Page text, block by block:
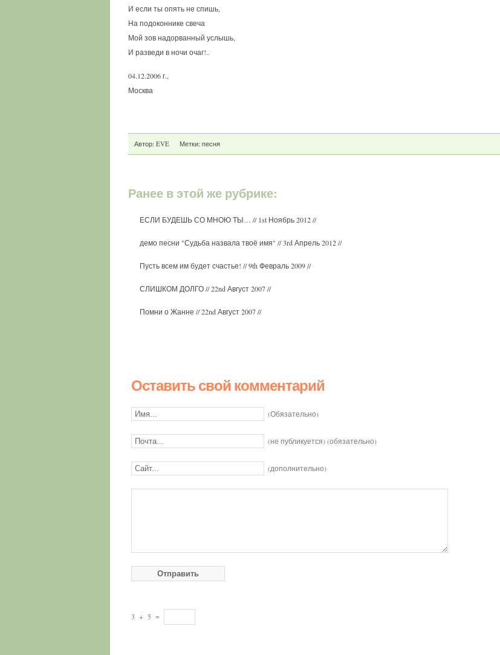
И если ты опять не спишь,
На подоконнике свеча
Мой зов надорванный услышь,
И разведи в ночи очаг!..
04.12.2006 г.,
Москва
Автор: EVE Метки: песня
Ранее в этой же рубрике:
ЕСЛИ БУДЕШЬ СО МНОЮ ТЫ… // 1st Ноябрь 2012 //
демо песни "Судьба назвала твоё имя" // 3rd Апрель 2012 //
Пусть всем им будет счастье! // 9th Февраль 2009 //
СЛИШКОМ ДОЛГО// 22nd Август 2007 //
Помни о Жанне // 22nd Август 2007 //
Оставить свой комментарий
(Обязательно)
(не публикуется) (обязательно)
(дополнительно)
3 + 5 =